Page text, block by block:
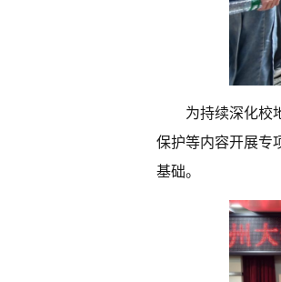
为持续深化校
保护等内容开展专
基础。